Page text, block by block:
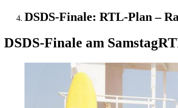
DSDS-Finale: RTL-Plan –
DSDS-Finale am Samstag